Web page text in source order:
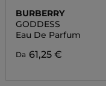
BURBERRY
GODDESS
Eau De Parfum
Da 61,25 €